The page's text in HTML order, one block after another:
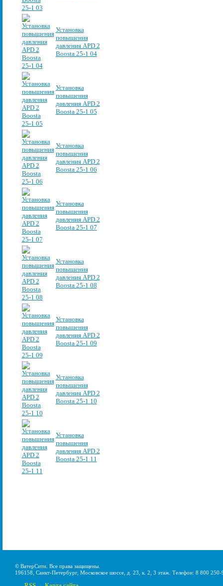
Установка
повышения
давления APD 2
Boosta 25-1 04
Установка
повышения
давления APD 2
Boosta 25-1 05
Установка
повышения
давления APD 2
Boosta 25-1 06
Установка
повышения
давления APD 2
Boosta 25-1 07
Установка
повышения
давления APD 2
Boosta 25-1 08
Установка
повышения
давления APD 2
Boosta 25-1 09
Установка
повышения
давления APD 2
Boosta 25-1 10
Установка
повышения
давления APD 2
Boosta 25-1 11
© ВатерСити. Все права защищены.
196158, Санкт-Петербург, Московское шоссе, д. 23, к. 2, 3 этаж. Телефон: 8 800